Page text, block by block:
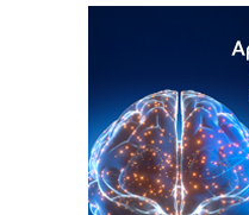
Ασφάλεια στο νερό:
από τον Ελληνικό
Μαρίνα
Εκπαίδευση στον
της σύγχρονης
6:56 πμ